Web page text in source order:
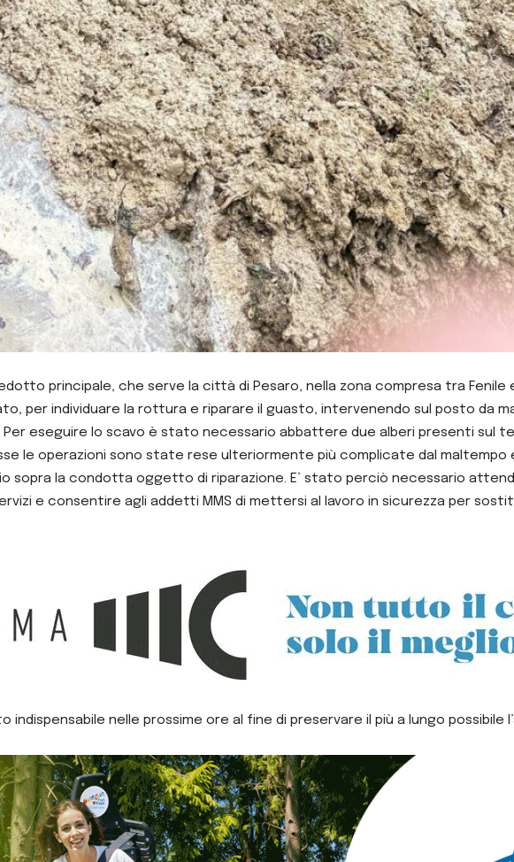
principale, che serve la città di Pesaro, nella zona compresa tra Fenile
per individuare la rottura e riparare il guasto, intervenendo sul posto da
eseguire lo scavo è stato necessario abbattere due alberi presenti sul
le operazioni sono state rese ulteriormente più complicate dal
la condotta oggetto di riparazione. E’ stato perciò necessario
e consentire agli addetti MMS di mettersi al lavoro in sicurezza per
nelle prossime ore al fine di preservare il più a lungo possibile